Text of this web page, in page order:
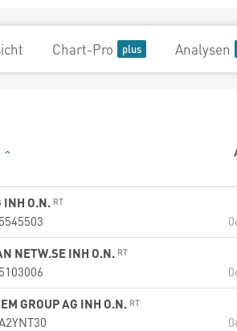
Chart-Pro Analysen
INH O.N.
NETW.SE INH O.N.
GROUP AG INH O.N.